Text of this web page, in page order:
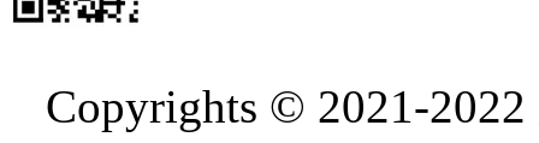
Copyrights © 2021-